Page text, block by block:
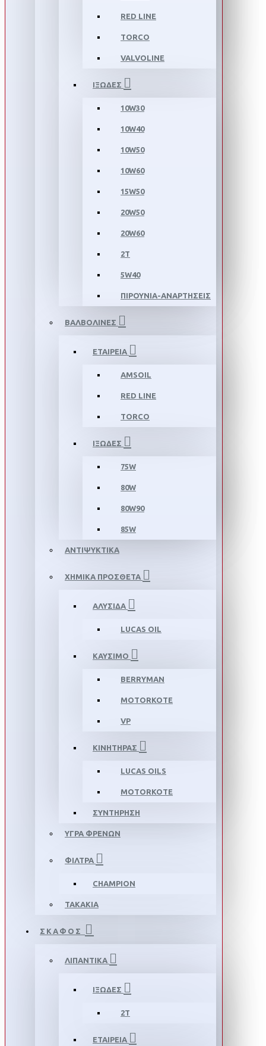
RED LINE
TORCO
VALVOLINE
ΙΞΩΔΕΣ
10W30
10W40
10W50
10W60
15W50
20W50
20W60
2T
5W40
ΠΙΡΟΥΝΙΑ-ΑΝΑΡΤΗΣΕΙΣ
ΒΑΛΒΟΛΙΝΕΣ
ΕΤΑΙΡΕΙΑ
AMSOIL
RED LINE
TORCO
ΙΞΩΔΕΣ
75W
80W
80W90
85W
ΑΝΤΙΨΥΚΤΙΚΑ
ΧΗΜΙΚΑ ΠΡΟΣΘΕΤΑ
ΑΛΥΣΙΔΑ
LUCAS OIL
ΚΑΥΣΙΜΟ
BERRYMAN
MOTORKOTE
VP
ΚΙΝΗΤΗΡΑΣ
LUCAS OILS
MOTORKOTE
ΣΥΝΤΗΡΗΣΗ
ΥΓΡΑ ΦΡΕΝΩΝ
ΦΙΛΤΡΑ
CHAMPION
ΤΑΚΑΚΙΑ
ΣΚΑΦΟΣ
ΛΙΠΑΝΤΙΚΑ
ΙΞΩΔΕΣ
2T
ΕΤΑΙΡΕΙΑ